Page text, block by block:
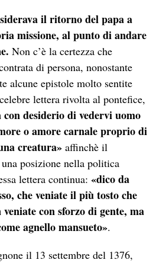
il ritorno del papa a
missione, al punto di andare
Non c’è la certezza che
di persona, nonostante
alcune epistole molto sentite
lettera rivolta al pontefice,
con desiderio di vedervi uomo
o amore carnale proprio di
creatura» affinchè il
posizione nella politica
lettera continua:«dico da
che veniate il più tosto che
con sforzo di gente, ma
agnello mansueto».
il 13 settembre del 1376,